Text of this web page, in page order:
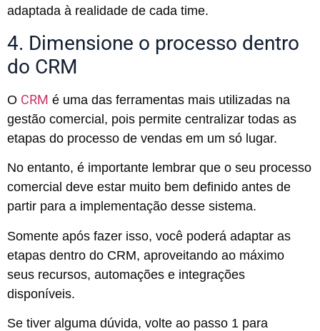
adaptada à realidade de cada time.
4. Dimensione o processo dentro
do CRM
O CRM é uma das ferramentas mais utilizadas na
gestão comercial, pois permite centralizar todas as
etapas do processo de vendas em um só lugar.
No entanto, é importante lembrar que o seu processo
comercial deve estar muito bem definido antes de
partir para a implementação desse sistema.
Somente após fazer isso, você poderá adaptar as
etapas dentro do CRM, aproveitando ao máximo
seus recursos, automações e integrações
disponíveis.
Se tiver alguma dúvida, volte ao passo 1 para